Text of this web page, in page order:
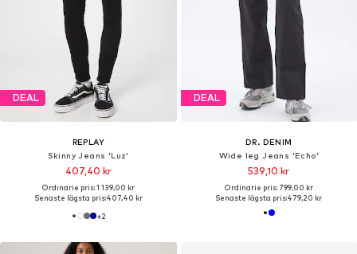
DEAL
REPLAY
Skinny Jeans 'Luz'
407,40 kr
Ordinarie pris: 1 139,00 kr
Senaste lägsta pris:407,40 kr
+2
DEAL
DR. DENIM
Wide leg Jeans 'Echo'
539,10 kr
Ordinarie pris: 799,00 kr
Senaste lägsta pris:479,20 kr